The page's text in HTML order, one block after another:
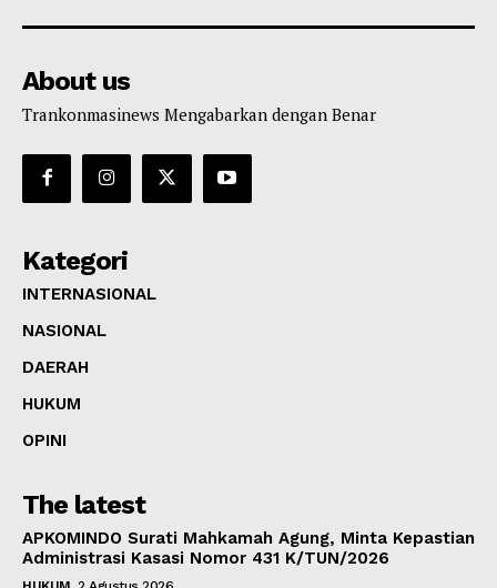
About us
Trankonmasinews Mengabarkan dengan Benar
Kategori
INTERNASIONAL
NASIONAL
DAERAH
HUKUM
OPINI
The latest
APKOMINDO Surati Mahkamah Agung, Minta Kepastian
Administrasi Kasasi Nomor 431 K/TUN/2026